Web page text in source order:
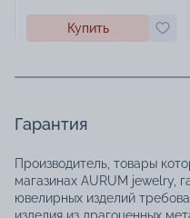
Купить
Гарантия
Производитель, товары
магазинах AURUM jewelry,
ювелирных изделий
изделия из драгоценных